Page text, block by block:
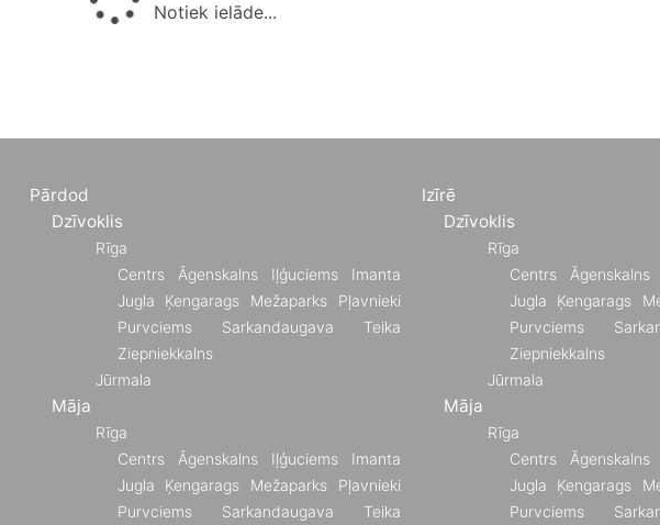
Notiek ielāde...
Pārdod
Dzīvoklis
Rīga
Centrs
Āgenskalns Iļģuciems
Imanta
Jugla
Ķengarags Mežaparks
Pļavnieki
Purvciems
Sarkandaugava
Teika
Ziepniekkalns
Jūrmala
Māja
Rīga
Centrs
Āgenskalns Iļģuciems
Imanta
Jugla
Ķengarags Mežaparks
Pļavnieki
Purvciems
Sarkandaugava Teika
Izīrē
Dzīvoklis
Rīga
Centrs
Āgenskalns
Jugla
Ķengarags
Purvciems
Ziepniekkalns
Jūrmala
Māja
Rīga
Centrs
Āgenskalns
Jugla
Ķengarags
Purvciems